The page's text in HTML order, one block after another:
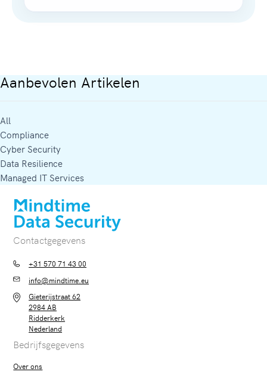
Aanbevolen Artikelen
All
Compliance
Cyber Security
Data Resilience
Managed IT Services
Contactgegevens
+31 570 71 43 00
info@mindtime.eu
Gieterijstraat 62
2984 AB
Ridderkerk
Nederland
Bedrijfsgegevens
Over ons